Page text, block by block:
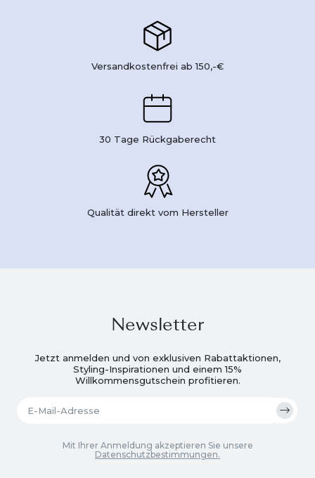
Versandkostenfrei ab 150,-€
30 Tage Rückgaberecht
Qualität direkt vom Hersteller
Newsletter
Jetzt anmelden und von exklusiven Rabattaktionen,
Styling-Inspirationen und einem 15%
Willkommensgutschein profitieren.
Mit Ihrer Anmeldung akzeptieren Sie unsere
Datenschutzbestimmungen.